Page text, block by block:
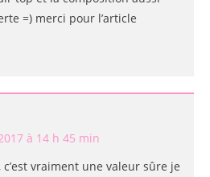
=) merci pour l’article
à 14 h 45 min
vraiment une valeur sûre je